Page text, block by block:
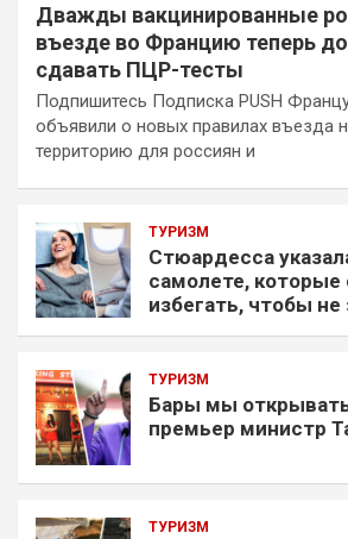
Дважды вакцинированные
въезде во Францию теперь
сдавать ПЦР-тесты
Подпишитесь Подписка PUSH
объявили о новых правилах въезда
территорию для россиян и
ТУРИЗМ
Стюардесса
самолете, которые
избегать, чтобы не
ТУРИЗМ
Бары мы
премьер министр
ТУРИЗМ